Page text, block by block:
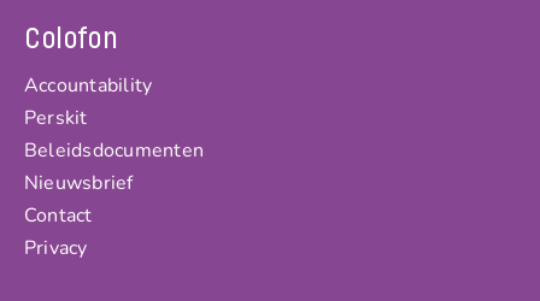
Colofon
Accountability
Perskit
Beleidsdocumenten
Nieuwsbrief
Contact
Privacy